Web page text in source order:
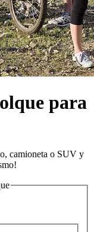
para
camioneta o SUV y